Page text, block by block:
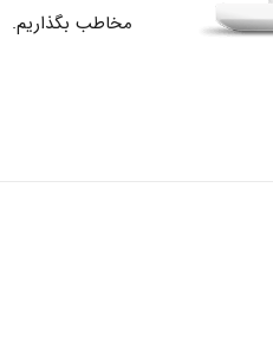
مخاطب بگذاریم.